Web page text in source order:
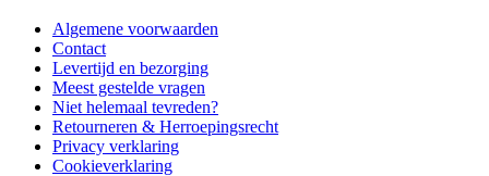
Algemene voorwaarden
Contact
Levertijd en bezorging
Meest gestelde vragen
Niet helemaal tevreden?
Retourneren & Herroepingsrecht
Privacy verklaring
Cookieverklaring